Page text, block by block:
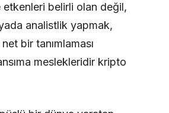
belirli olan değil,
analistlik yapmak,
bir tanımlaması
meslekleridir kripto